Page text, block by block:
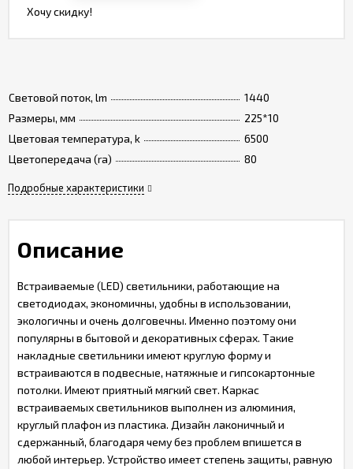
Световой поток, lm
1440
Размеры, мм
225*10
Цветовая температура, k
6500
Цветопередача (ra)
80
Подробные характеристики
Хочу скидку!
Описание
Встраиваемые (LED) светильники, работающие на
светодиодах, экономичны, удобны в использовании,
экологичны и очень долговечны. Именно поэтому они
популярны в бытовой и декоративных сферах. Такие
накладные светильники имеют круглую форму и
встраиваются в подвесные, натяжные и гипсокартонные
потолки. Имеют приятный мягкий свет. Каркас
встраиваемых светильников выполнен из алюминия,
круглый плафон из пластика. Дизайн лаконичный и
сдержанный, благодаря чему без проблем впишется в
любой интерьер. Устройство имеет степень защиты, равную